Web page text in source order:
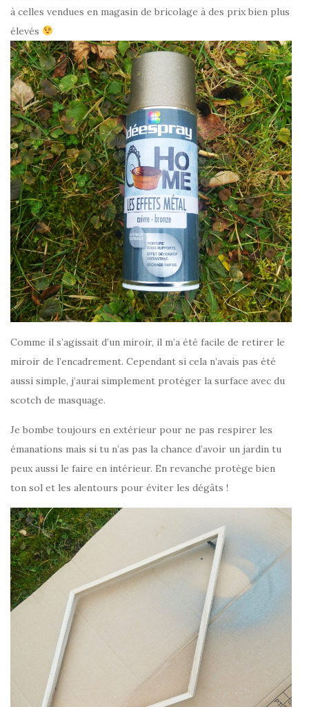
à celles vendues en magasin de bricolage à des prix bien plus
élevés
Comme il s’agissait d’un miroir, il m’a été facile de retirer le
miroir de l’encadrement. Cependant si cela n’avais pas été
aussi simple, j’aurai simplement protéger la surface avec du
scotch de masquage.
Je bombe toujours en extérieur pour ne pas respirer les
émanations mais si tu n’as pas la chance d’avoir un jardin tu
peux aussi le faire en intérieur. En revanche protège bien
ton sol et les alentours pour éviter les dégâts !